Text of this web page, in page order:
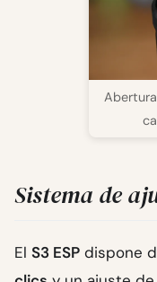
Sistema de
El S3 ESP dispone